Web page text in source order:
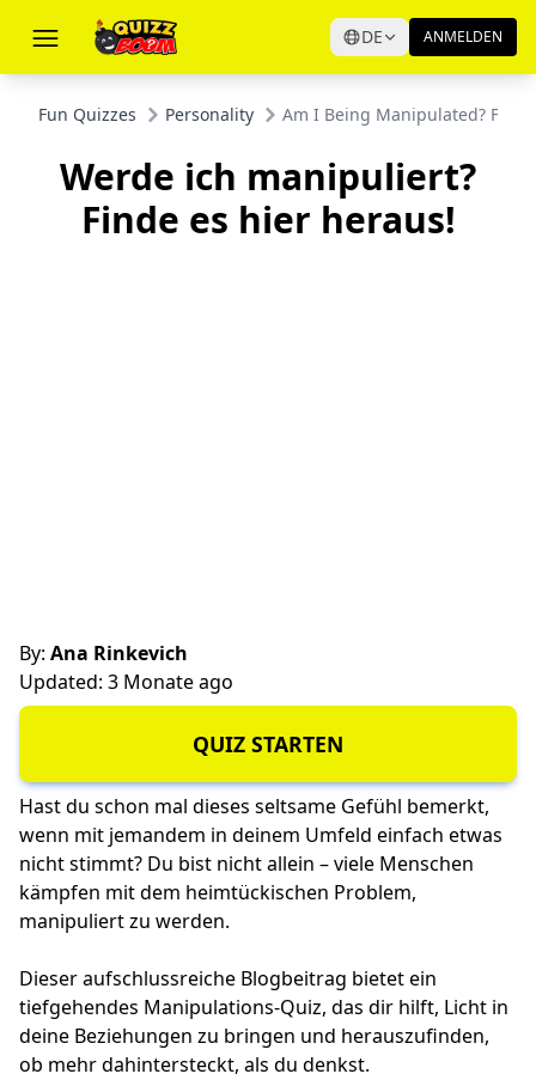
DE ANMELDEN
Fun Quizzes Personality Am I Being Manipulated? Find
Werde ich manipuliert?
Finde es hier heraus!
By: Ana Rinkevich
Updated: 3 Monate ago
QUIZ STARTEN
Hast du schon mal dieses seltsame Gefühl bemerkt,
wenn mit jemandem in deinem Umfeld einfach etwas
nicht stimmt? Du bist nicht allein – viele Menschen
kämpfen mit dem heimtückischen Problem,
manipuliert zu werden.
Dieser aufschlussreiche Blogbeitrag bietet ein
tiefgehendes Manipulations-Quiz, das dir hilft, Licht in
deine Beziehungen zu bringen und herauszufinden,
ob mehr dahintersteckt, als du denkst.